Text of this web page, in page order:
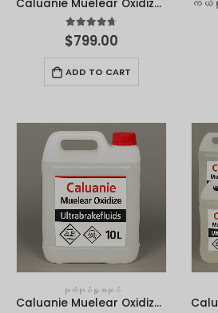
Caluanie Muelear Oxidize 1 လီတာ။
4.67out of 5
$799.00
ADD TO CART
ထုတ်လုပ်မှုအထုပ်
Caluanie Muelear Oxidize - 10 လီတာ။